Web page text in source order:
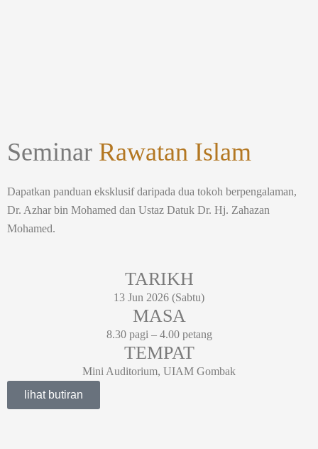
Seminar Rawatan Islam
Dapatkan panduan eksklusif daripada dua tokoh berpengalaman,
Dr. Azhar bin Mohamed dan Ustaz Datuk Dr. Hj. Zahazan
Mohamed.
TARIKH
13 Jun 2026 (Sabtu)
MASA
8.30 pagi – 4.00 petang
TEMPAT
Mini Auditorium, UIAM Gombak
lihat butiran